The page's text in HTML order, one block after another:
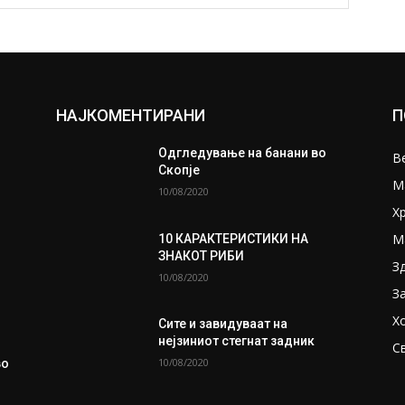
НАЈКОМЕНТИРАНИ
Одгледување на банани во
Скопје
10/08/2020
10 КАРАКТЕРИСТИКИ НА
ЗНАКОТ РИБИ
10/08/2020
Сите и завидуваат на
нејзиниот стегнат задник
10/08/2020